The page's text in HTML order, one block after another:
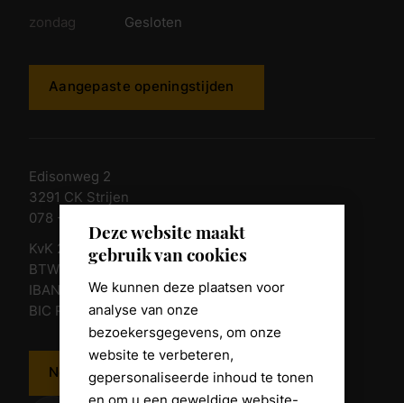
Deze website maakt
gebruik van cookies
We kunnen deze plaatsen voor
analyse van onze
bezoekersgegevens, om onze
website te verbeteren,
gepersonaliseerde inhoud te tonen
zondag Gesloten
Aangepaste openingstijden
Edisonweg 2
3291 CK Strijen
078 - 674 84 85
KvK 23011135
BTW nr. NL 805098938.B.01
IBAN NL10 RABO 0361 8039 58
BIC RABONL2U
Neem contact op